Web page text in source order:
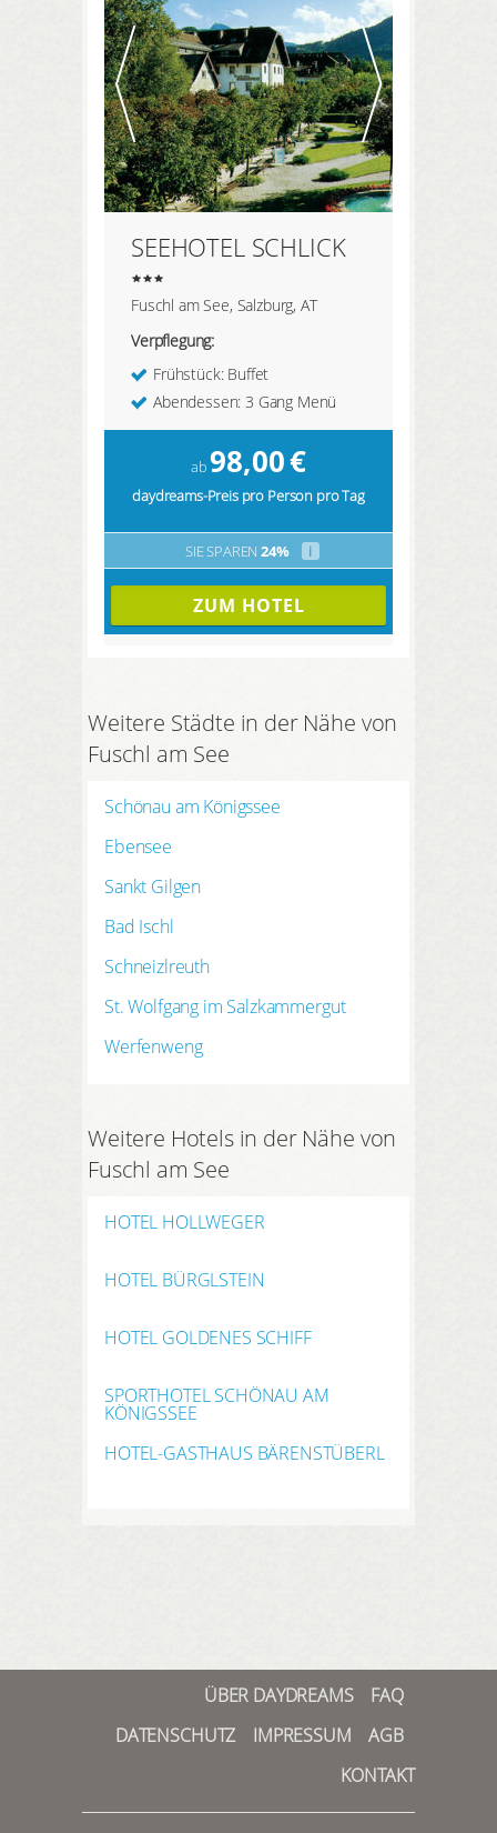
HIER REGISTRIEREN
ANMELDEN
SEEHOTEL SCHLICK
Fuschl am See, Salzburg, AT
Verpflegung:
Frühstück: Buffet
Abendessen: 3 Gang Menü
ab98,00€
daydreams-Preis pro Person pro Tag
SIE SPAREN 24% i
ZUM HOTEL
Weitere Städte in der Nähe von
Fuschl am See
Schönau am Königssee
Ebensee
Sankt Gilgen
Bad Ischl
Schneizlreuth
St. Wolfgang im Salzkammergut
Werfenweng
Weitere Hotels in der Nähe von
Fuschl am See
HOTEL HOLLWEGER
HOTEL BÜRGLSTEIN
HOTEL GOLDENES SCHIFF
SPORTHOTEL SCHÖNAU AM
KÖNIGSSEE
HOTEL-GASTHAUS BÄRENSTÜBERL
ÜBER DAYDREAMS
FAQ
DATENSCHUTZ
IMPRESSUM
AGB
KONTAKT